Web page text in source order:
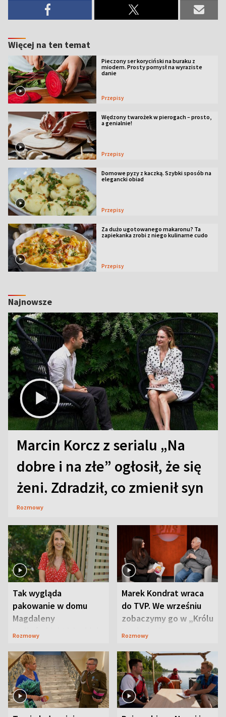
Więcej na ten temat
Pieczony ser koryciński na buraku z
miodem. Prosty pomysł na wyraziste
danie
Przepisy
Wędzony twarożek w pierogach – prosto,
a genialnie!
Przepisy
Domowe pyzy z kaczką. Szybki sposób na
elegancki obiad
Przepisy
Za dużo ugotowanego makaronu? Ta
zapiekanka zrobi z niego kulinarne cudo
Przepisy
Najnowsze
Marcin Korcz z serialu „Na
dobre i na złe” ogłosił, że się
żeni. Zdradził, co zmienił syn
Rozmowy
Tak wygląda
pakowanie w domu
Magdaleny
Waligórskiej-Lisieckiej.
Rozmowy
Marek Kondrat wraca
do TVP. We wrześniu
zobaczymy go w „Królu
Maciusiu I”
Rozmowy